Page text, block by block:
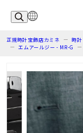
正規時計宝飾店カミネ 時
エムアールジー - MR-G